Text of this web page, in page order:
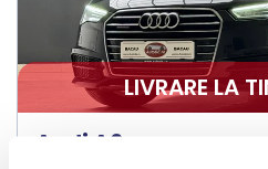
LIVRARE LA
Audi A6